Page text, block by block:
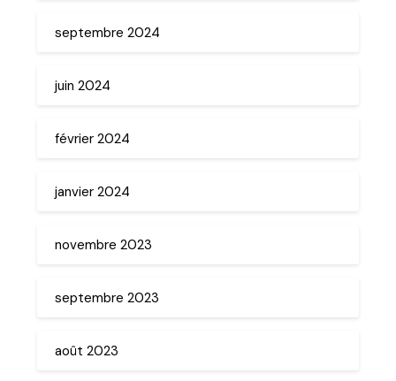
septembre 2024
juin 2024
février 2024
janvier 2024
novembre 2023
septembre 2023
août 2023